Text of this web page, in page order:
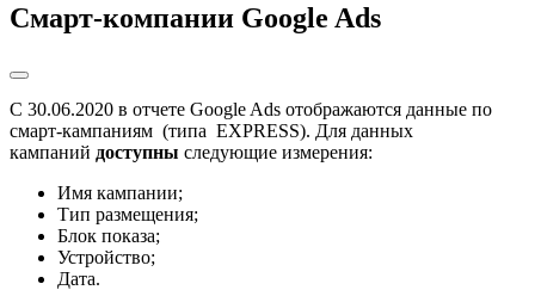
Смарт-компании Google Ads
С 30.06.2020 в отчете Google Ads отображаются данные по
смарт-кампаниям (типа EXPRESS). Для данных
кампаний доступны следующие измерения:
Имя кампании;
Тип размещения;
Блок показа;
Устройство;
Дата.